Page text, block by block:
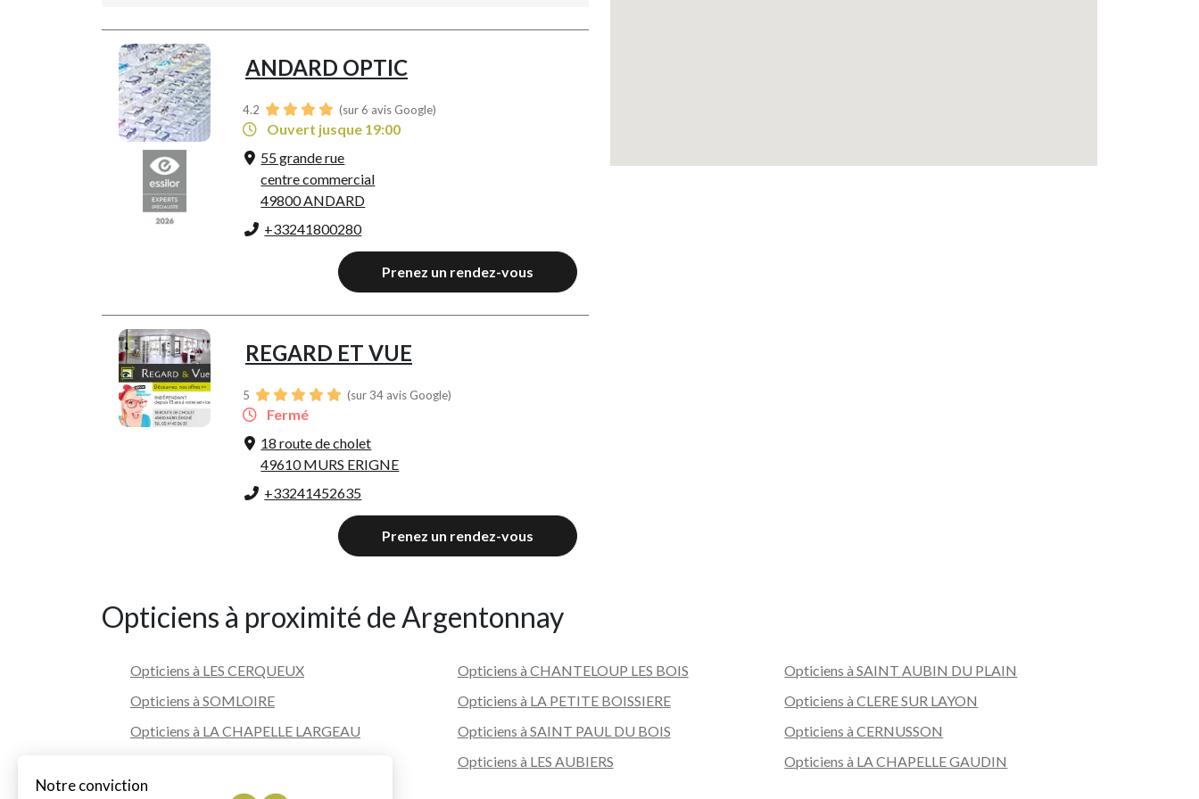
ANDARD OPTIC
4.2 (sur 6 avis Google)
Ouvert jusque 19:00
55 grande rue
centre commercial
49800 ANDARD
+33241800280
Prenez un rendez-vous
REGARD ET VUE
5 (sur 34 avis Google)
Fermé
18 route de cholet
49610 MURS ERIGNE
+33241452635
Prenez un rendez-vous
Opticiens à proximité de Argentonnay
Opticiens à LES CERQUEUX
Opticiens à SOMLOIRE
Opticiens à LA CHAPELLE LARGEAU
Opticiens à CHANTELOUP LES BOIS
Opticiens à LA PETITE BOISSIERE
Opticiens à SAINT PAUL DU BOIS
Opticiens à LES AUBIERS
Opticiens à SAINT AUBIN DU PLAIN
Opticiens à CLERE SUR LAYON
Opticiens à CERNUSSON
Opticiens à LA CHAPELLE GAUDIN